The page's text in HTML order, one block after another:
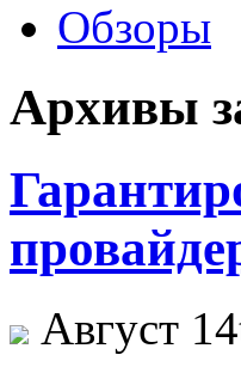
Обзоры
Архивы
Август